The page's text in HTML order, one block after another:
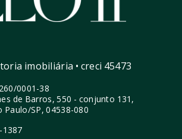
imobiliária • creci 45473
0001-38
de Barros, 550 - conjunto 131,
Paulo/SP, 04538-080
1387